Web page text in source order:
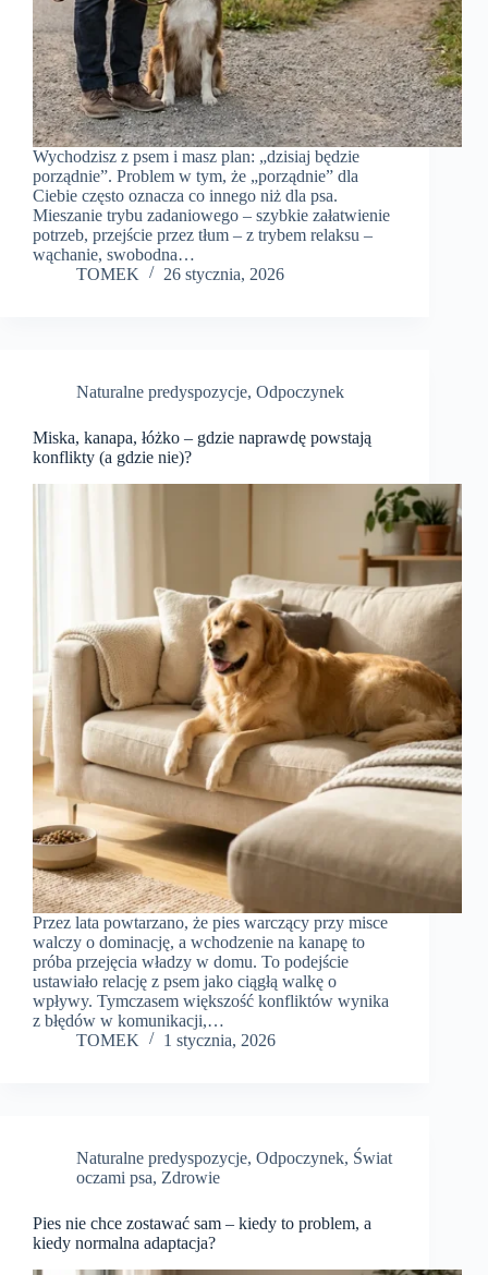
Wychodzisz z psem i masz plan: „dzisiaj będzie
porządnie”. Problem w tym, że „porządnie” dla
Ciebie często oznacza co innego niż dla psa.
Mieszanie trybu zadaniowego – szybkie załatwienie
potrzeb, przejście przez tłum – z trybem relaksu –
wąchanie, swobodna…
TOMEK
26 stycznia, 2026
Naturalne predyspozycje, Odpoczynek
Miska, kanapa, łóżko – gdzie naprawdę powstają
konflikty (a gdzie nie)?
Przez lata powtarzano, że pies warczący przy misce
walczy o dominację, a wchodzenie na kanapę to
próba przejęcia władzy w domu. To podejście
ustawiało relację z psem jako ciągłą walkę o
wpływy. Tymczasem większość konfliktów wynika
z błędów w komunikacji,…
TOMEK
1 stycznia, 2026
Naturalne predyspozycje, Odpoczynek, Świat
oczami psa, Zdrowie
Pies nie chce zostawać sam – kiedy to problem, a
kiedy normalna adaptacja?